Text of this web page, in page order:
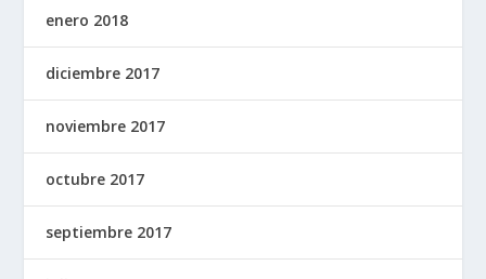
enero 2018
diciembre 2017
noviembre 2017
octubre 2017
septiembre 2017